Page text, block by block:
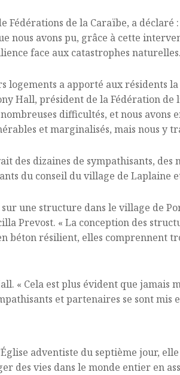
Fédérations de la Caraïbe, a déclaré
nous avons pu, grâce à cette
face aux catastrophes
logements a apporté aux résidents
Hall, président de la Fédération de
difficultés, et nous
et marginalisés, mais nous y
des dizaines de sympathisants, des
du conseil du village de Laplaine
une structure dans le village de
Prevost. « La conception des
béton résilient, elles comprennent
« Cela est plus évident que jamais
et partenaires se sont mis
adventiste du septième jour,
des vies dans le monde entier en